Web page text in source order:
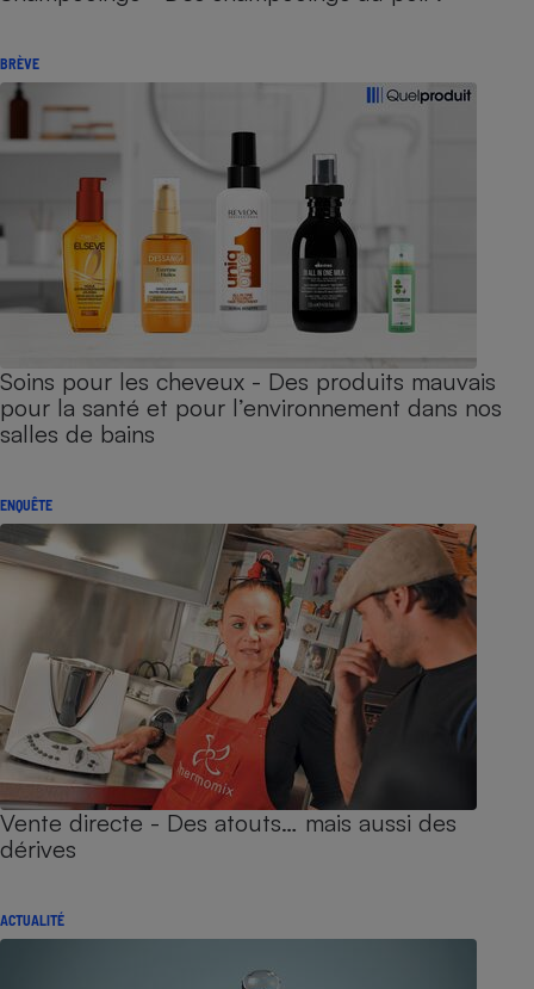
BRÈVE
Soins pour les cheveux - Des produits mauvais
pour la santé et pour l’environnement dans nos
salles de bains
ENQUÊTE
Vente directe - Des atouts… mais aussi des
dérives
ACTUALITÉ